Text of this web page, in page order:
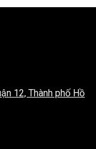
12, Thành phố Hồ